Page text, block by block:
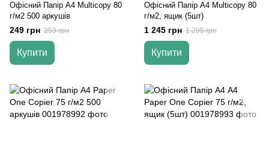
Офісний Папір А4 Multicopy 80
г/м2 500 аркушів
249 грн 259 грн
Купити
Офісний Папір А4 Multicopy 80
г/м2, ящик (5шт)
1 245 грн 1 295 грн
Купити